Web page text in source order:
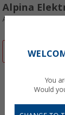
Alpina
Art.-Nr.: 103794
You
Would